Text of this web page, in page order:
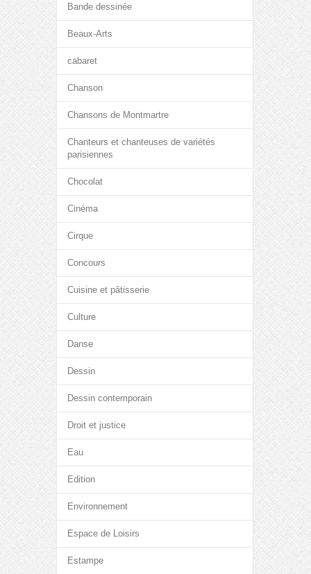
Bande dessinée
Beaux-Arts
cabaret
Chanson
Chansons de Montmartre
Chanteurs et chanteuses de variétés
parisiennes
Chocolat
Cinéma
Cirque
Concours
Cuisine et pâtisserie
Culture
Danse
Dessin
Dessin contemporain
Droit et justice
Eau
Edition
Environnement
Espace de Loisirs
Estampe